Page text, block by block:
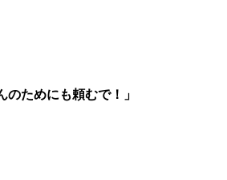
のためにも頼むで！」